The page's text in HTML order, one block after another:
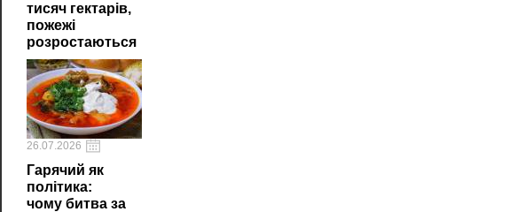
тисяч гектарів,
пожежі
розростаються
26.07.2026
Гарячий як
політика:
чому битва за